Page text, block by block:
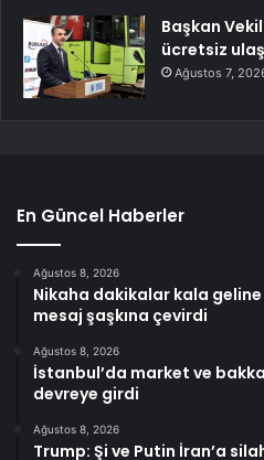
Başkan
ücretsiz
Ağustos 7,
En Güncel Haberler
Ağustos 8, 2026
Nikaha dakikalar kala
mesaj şaşkına çevirdi
Ağustos 8, 2026
İstanbul’da market ve
devreye girdi
Ağustos 8, 2026
Trump: Şi ve Putin İran’a